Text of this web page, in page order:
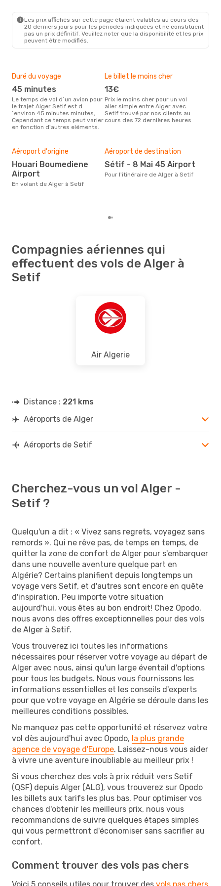
Les prix affichés sur cette page étaient valables au cours des
20 derniers jours pour les périodes indiquées et ne constituent
pas un prix définitif. Veuillez noter que la disponibilité et les prix
peuvent être modifiés.
Duré du voyage
45 minutes
Le temps de vol d´un avion pour
le trajet Alger Setif est d
´environ 45 minutes minutes,
Cependant ce temps peut varier
en fonction d'autres eléments.
Le billet le moins cher
13€
Prix le moins cher pour un vol
aller simple entre Alger avec
Setif trouvé par nos clients au
cours des 72 dernières heures
Aéroport d'origine
Houari Boumediene
Airport
En volant de Alger à Setif
Aéroport de destination
Sétif - 8 Mai 45 Airport
Pour l'itinéraire de Alger à Setif
Compagnies aériennes qui
effectuent des vols de Alger à
Setif
Air Algerie
Distance : 221 kms
Aéroports de Alger
Aéroports de Setif
Cherchez-vous un vol Alger -
Setif ?
Quelqu'un a dit : « Vivez sans regrets, voyagez sans
remords ». Qui ne rêve pas, de temps en temps, de
quitter la zone de confort de Alger pour s'embarquer
dans une nouvelle aventure quelque part en
Algérie? Certains planifient depuis longtemps un
voyage vers Setif, et d'autres sont encore en quête
d'inspiration. Peu importe votre situation
aujourd'hui, vous êtes au bon endroit! Chez Opodo,
nous avons des offres exceptionnelles pour des vols
de Alger à Setif.
Vous trouverez ici toutes les informations
nécessaires pour réserver votre voyage au départ de
Alger avec nous, ainsi qu'un large éventail d'options
pour tous les budgets. Nous vous fournissons les
informations essentielles et les conseils d'experts
pour que votre voyage en Algérie se déroule dans les
meilleures conditions possibles.
Ne manquez pas cette opportunité et réservez votre
vol dès aujourd'hui avec Opodo, la plus grande
agence de voyage d'Europe. Laissez-nous vous aider
à vivre une aventure inoubliable au meilleur prix !
Si vous cherchez des vols à prix réduit vers Setif
(QSF) depuis Alger (ALG), vous trouverez sur Opodo
les billets aux tarifs les plus bas. Pour optimiser vos
chances d'obtenir les meilleurs prix, nous vous
recommandons de suivre quelques étapes simples
qui vous permettront d'économiser sans sacrifier au
confort.
Comment trouver des vols pas chers